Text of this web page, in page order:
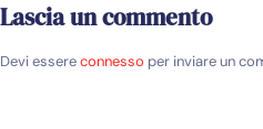
Lascia un commento
Devi essereconnesso per inviare un